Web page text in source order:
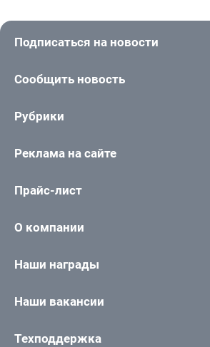
Подписаться на новости
Сообщить новость
Рубрики
Реклама на сайте
Прайс-лист
О компании
Наши награды
Наши вакансии
Техподдержка